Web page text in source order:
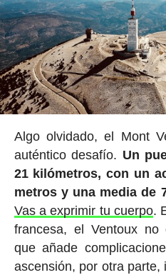
Algo olvidado, el Mont
auténtico desafío. Un
21 kilómetros, con un
metros y una media de
Vas a exprimir tu cuerpo.
francesa, el Ventoux
que añade
ascensión, por otra